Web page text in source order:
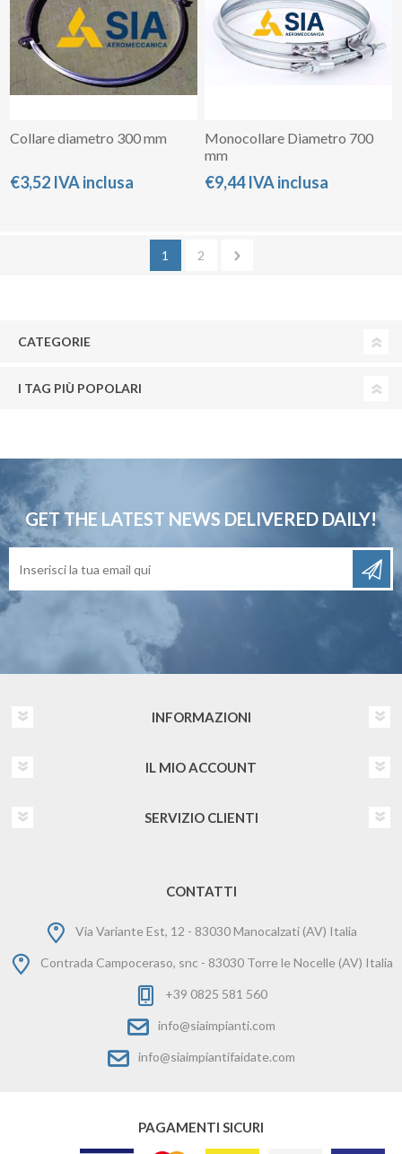
Collare diametro 300 mm
€3,52 IVA inclusa
Monocollare Diametro 700
mm
€9,44 IVA inclusa
1 2
CATEGORIE
I TAG PIÙ POPOLARI
GET THE LATEST NEWS DELIVERED DAILY!
INFORMAZIONI
IL MIO ACCOUNT
SERVIZIO CLIENTI
CONTATTI
Via Variante Est, 12 - 83030 Manocalzati (AV) Italia
Contrada Campoceraso, snc - 83030 Torre le Nocelle (AV) Italia
+39 0825 581 560
info@siaimpianti.com
info@siaimpiantifaidate.com
PAGAMENTI SICURI